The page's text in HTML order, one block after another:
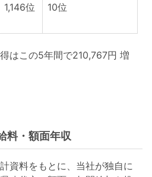
1,146位 10位
はこの5年間で210,767円 増
料・額面年収
資料をもとに、当社が独自に